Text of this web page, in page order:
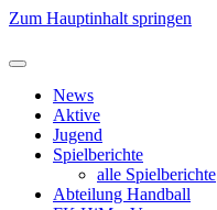
Zum Hauptinhalt springen
News
Aktive
Jugend
Spielberichte
alle Spielberichte
Abteilung Handball